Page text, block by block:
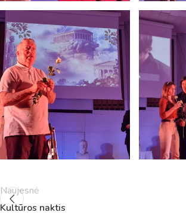
12
Naujesnė
Kultūros naktis